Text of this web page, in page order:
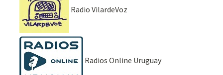
Radio VilardeVoz
Radios Online Uruguay